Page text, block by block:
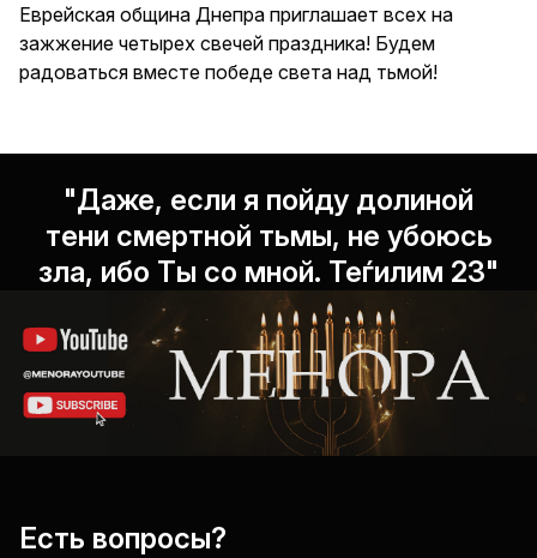
Еврейская община Днепра приглашает всех на
зажжение четырех свечей праздника! Будем
радоваться вместе победе света над тьмой!
"Даже, если я пойду долиной
тени смертной тьмы, не убоюсь
зла, ибо Ты со мной. Теѓилим 23"
Есть вопросы?